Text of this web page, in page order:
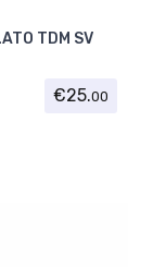
TDM SV
€25.00